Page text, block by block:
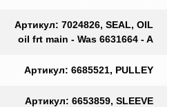
Артикул: 7024826, SEAL, OIL
oil frt main - Was 6631664 - A
Артикул: 6685521, PULLEY
Артикул: 6653859, SLEEVE